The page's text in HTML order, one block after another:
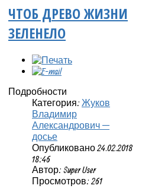
ЧТОБ ДРЕВО ЖИЗНИ
ЗЕЛЕНЕЛО
Подробности
Категория: Жуков
Владимир
Александрович —
досье
Опубликовано 24.02.2018
18:46
Автор: Super User
Просмотров: 261